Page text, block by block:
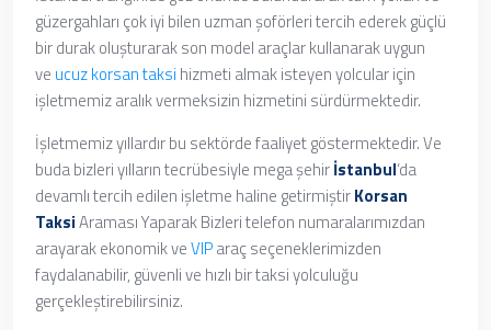
güzergahları çok iyi bilen uzman şoförleri tercih ederek güçlü
bir durak oluşturarak son model araçlar kullanarak uygun
ve ucuz korsan taksi hizmeti almak isteyen yolcular için
işletmemiz aralık vermeksizin hizmetini sürdürmektedir.
İşletmemiz yıllardır bu sektörde faaliyet göstermektedir. Ve
buda bizleri yılların tecrübesiyle mega şehirİstanbul‘da
devamlı tercih edilen işletme haline getirmiştirKorsan
TaksiAraması YaparakBizleri telefon numaralarımızdan
arayarak ekonomik veVIParaç seçeneklerimizden
faydalanabilir, güvenli ve hızlı bir taksi yolculuğu
gerçekleştirebilirsiniz.